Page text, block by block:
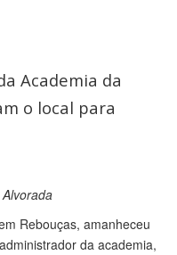
Academia da
o local para
Rebouças, amanheceu
da academia,